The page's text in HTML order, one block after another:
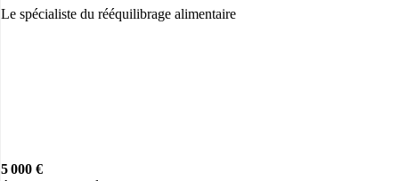
Le spécialiste du rééquilibrage alimentaire
5 000 €